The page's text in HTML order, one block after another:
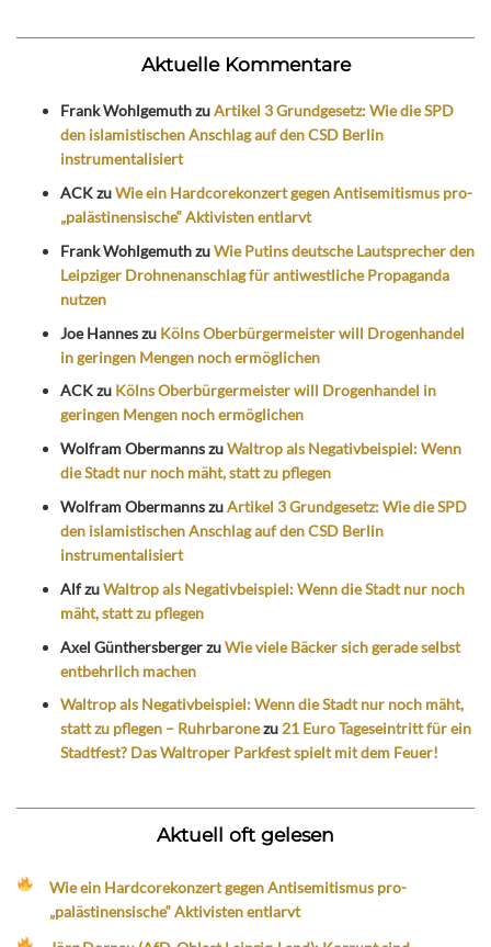
Aktuelle Kommentare
Frank WohlgemuthzuArtikel 3 Grundgesetz: Wie die SPD
den islamistischen Anschlag auf den CSD Berlin
instrumentalisiert
ACKzuWie ein Hardcorekonzert gegen Antisemitismus pro-
„palästinensische“ Aktivisten entlarvt
Frank WohlgemuthzuWie Putins deutsche Lautsprecher den
Leipziger Drohnenanschlag für antiwestliche Propaganda
nutzen
Joe Hanneszu Kölns Oberbürgermeister will Drogenhandel
in geringen Mengen noch ermöglichen
ACKzu Kölns Oberbürgermeister will Drogenhandel in
geringen Mengen noch ermöglichen
Wolfram ObermannszuWaltrop als Negativbeispiel: Wenn
die Stadt nur noch mäht, statt zu pflegen
Wolfram ObermannszuArtikel 3 Grundgesetz: Wie die SPD
den islamistischen Anschlag auf den CSD Berlin
instrumentalisiert
AlfzuWaltrop als Negativbeispiel: Wenn die Stadt nur noch
mäht, statt zu pflegen
Axel GünthersbergerzuWie viele Bäcker sich gerade selbst
entbehrlich machen
Waltrop als Negativbeispiel: Wenn die Stadt nur noch mäht,
statt zu pflegen – Ruhrbaronezu 21 Euro Tageseintritt für ein
Stadtfest? Das Waltroper Parkfest spielt mit dem Feuer!
Aktuell oft gelesen
Wie ein Hardcorekonzert gegen Antisemitismus pro-
„palästinensische“ Aktivisten entlarvt